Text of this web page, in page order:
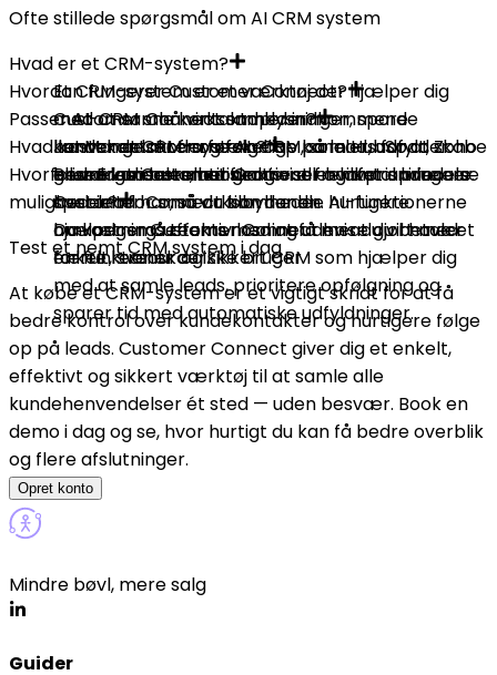
Ofte stillede spørgsmål om AI CRM system
Hvad er et CRM-system?
Et CRM-system er et værktøj der hjælper dig
med at samle kontaktoplysninger, spore
kundekontakter og følge op på leads for at skabe
bedre kunde-relationer.
Hvordan fungerer Customer Connect?
Customer Connect samler indkommende
henvendelser fra forskellige kanaler, udfylder
grunddata automatisk og viser hvilket oprindelse
hver lead har, så du kan handle hurtigere.
Passer AI-CRM små virksomheder?
Ja! Mange moderne AI-CRM, som HubSpot, Zoho
eller Freshsales, har gratis- eller lavprisniveauer
specielt for små virksomheder. AI-funktionerne
hjælper små teams med at få mere gjort med
færre ressourcer.
Hvad koster et CRM-system?
Prisen varierer med funktioner og antal brugere.
Customer Connect tilbyder en
omkostningseffektiv løsning uden at du betaler
for funktioner du ikke bruger.
Hvorfor vælge Customer Connect fremfor andre
muligheder?
Du vælger Customer Connect hvis du vil have et
enkelt, svensk og sikkert CRM som hjælper dig
med at samle leads, prioritere opfølgning og
sparer tid med automatiske udfyldninger.
Test et nemt CRM system i dag
At købe et CRM-system er et vigtigt skridt for at få
bedre kontrol over kundekontakter og hurtigere følge
op på leads. Customer Connect giver dig et enkelt,
effektivt og sikkert værktøj til at samle alle
kundehenvendelser ét sted — uden besvær. Book en
demo i dag og se, hvor hurtigt du kan få bedre overblik
og flere afslutninger.
Opret konto
Mindre bøvl, mere salg
Guider